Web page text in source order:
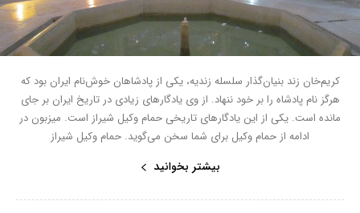
کریم‌خان زند بنیان‌گذار سلسله زندیه، یکی از پادشاهان خوش‌نام ایران بود که
هرگز نام پادشاه را بر خود ننهاد. از وی یادگارهای زیادی در تاریخ ایران بر جای
مانده است. یکی از این یادگارهای تاریخی حمام وکیل شیراز است. میزبون در
ادامه از حمام وکیل برای شما سخن می‌گوید. حمام وکیل شیراز
بیشتر بخوانید